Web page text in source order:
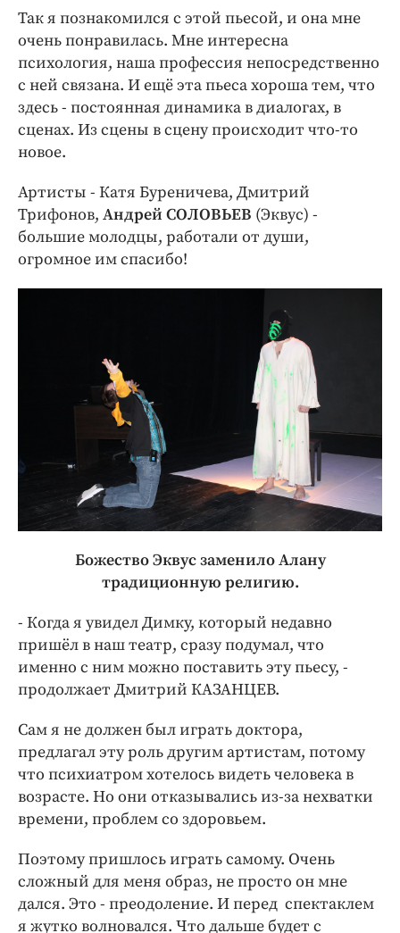
Так я познакомился с этой пьесой, и она мне
очень понравилась. Мне интересна
психология, наша профессия непосредственно
с ней связана. И ещё эта пьеса хороша тем, что
здесь - постоянная динамика в диалогах, в
сценах. Из сцены в сцену происходит что-то
новое.
Артисты - Катя Буреничева, Дмитрий
Трифонов, Андрей СОЛОВЬЕВ (Эквус) -
большие молодцы, работали от души,
огромное им спасибо!
Божество Эквус заменило Алану
традиционную религию.
- Когда я увидел Димку, который недавно
пришёл в наш театр, сразу подумал, что
именно с ним можно поставить эту пьесу, -
продолжает Дмитрий КАЗАНЦЕВ.
Сам я не должен был играть доктора,
предлагал эту роль другим артистам, потому
что психиатром хотелось видеть человека в
возрасте. Но они отказывались из-за нехватки
времени, проблем со здоровьем.
Поэтому пришлось играть самому. Очень
сложный для меня образ, не просто он мне
дался. Это - преодоление. И перед спектаклем
я жутко волновался. Что дальше будет с